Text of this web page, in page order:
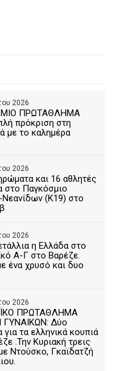
2026
ΠΡΩΤΑΘΛΗΜΑ
πρόκριση στη
με το καλημέρα
2026
και 16 αθλητές
στο Παγκόσμιο
(Κ19) στο
2026
η Ελλάδα στο
Α-Γ στο Βαρέζε.
ένα χρυσό και δυο
2026
ΠΡΩΤΑΘΛΗΜΑ
Δύο
για τα ελληνικά κουπιά
.Την Κυριακή τρεις
Ντούσκο, Γκαϊδατζή